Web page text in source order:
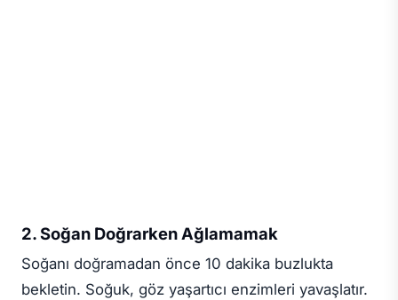
2. Soğan Doğrarken Ağlamamak
Soğanı doğramadan önce 10 dakika buzlukta
bekletin. Soğuk, göz yaşartıcı enzimleri yavaşlatır.